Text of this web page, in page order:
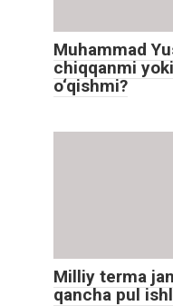
Muhammad
chiqqanmi
o‘qishmi?
Milliy terma
qancha pul